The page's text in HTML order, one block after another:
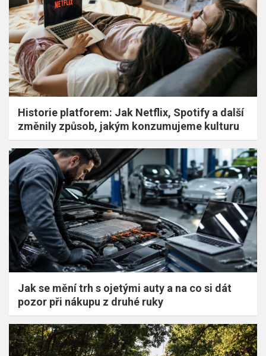
Historie platforem: Jak Netflix, Spotify a další
změnily způsob, jakým konzumujeme kulturu
Jak se mění trh s ojetými auty a na co si dát
pozor při nákupu z druhé ruky